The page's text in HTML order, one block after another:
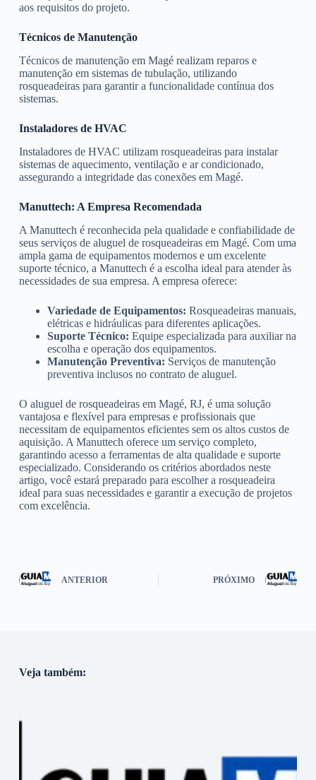
aos requisitos do projeto.
Técnicos de Manutenção
Técnicos de manutenção em Magé realizam reparos e
manutenção em sistemas de tubulação, utilizando
rosqueadeiras para garantir a funcionalidade contínua dos
sistemas.
Instaladores de HVAC
Instaladores de HVAC utilizam rosqueadeiras para instalar
sistemas de aquecimento, ventilação e ar condicionado,
assegurando a integridade das conexões em Magé.
Manuttech: A Empresa Recomendada
A Manuttech é reconhecida pela qualidade e confiabilidade de
seus serviços de aluguel de rosqueadeiras em Magé. Com uma
ampla gama de equipamentos modernos e um excelente
suporte técnico, a Manuttech é a escolha ideal para atender às
necessidades de sua empresa. A empresa oferece:
Variedade de Equipamentos: Rosqueadeiras manuais,
elétricas e hidráulicas para diferentes aplicações.
Suporte Técnico: Equipe especializada para auxiliar na
escolha e operação dos equipamentos.
Manutenção Preventiva: Serviços de manutenção
preventiva inclusos no contrato de aluguel.
O aluguel de rosqueadeiras em Magé, RJ, é uma solução
vantajosa e flexível para empresas e profissionais que
necessitam de equipamentos eficientes sem os altos custos de
aquisição. A Manuttech oferece um serviço completo,
garantindo acesso a ferramentas de alta qualidade e suporte
especializado. Considerando os critérios abordados neste
artigo, você estará preparado para escolher a rosqueadeira
ideal para suas necessidades e garantir a execução de projetos
com excelência.
ANTERIOR PRÓXIMO
Veja também: